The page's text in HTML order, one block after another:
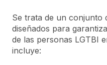
Se trata de un conjunto
diseñados para
de las personas LGTBI
incluye: